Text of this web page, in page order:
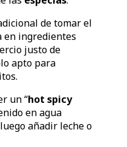
de tomar el
en ingredientes
justo de
apto para
un “hot spicy
en agua
añadir leche o